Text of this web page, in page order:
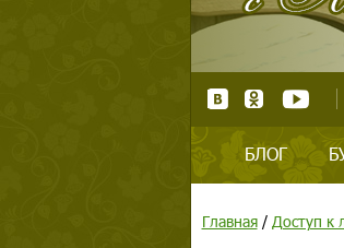
БЛОГ
Главная/ Доступ к